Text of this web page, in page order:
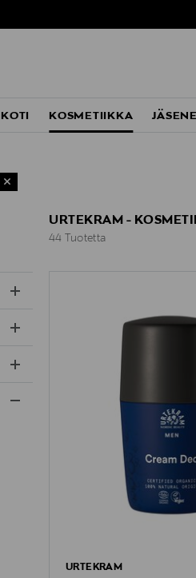
KOTI KOSMETIIKKA
URTEKRAM -
44 Tuotetta
URTEKRAM